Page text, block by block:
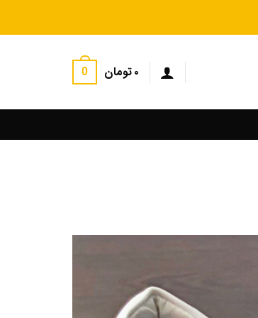
۰تومان 0